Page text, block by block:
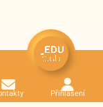
Přihlášení